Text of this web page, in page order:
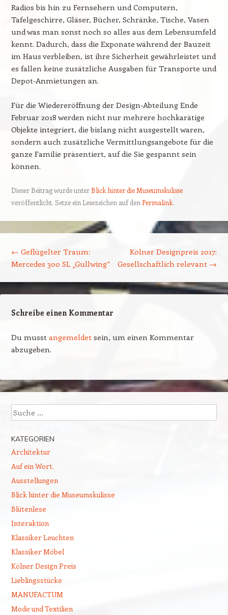
Radios bis hin zu Fernsehern und Computern,
Tafelgeschirre, Gläser, Bücher, Schränke, Tische, Vasen
und was man sonst noch so alles aus dem Lebensumfeld
kennt. Dadurch, dass die Exponate während der Bauzeit
im Haus verbleiben, ist ihre Sicherheit gewährleistet und
es fallen keine zusätzliche Ausgaben für Transporte und
Depot-Anmietungen an.
Für die Wiedereröffnung der Design-Abteilung Ende
Februar 2018 werden nicht nur mehrere hochkarätige
Objekte integriert, die bislang nicht ausgestellt waren,
sondern auch zusätzliche Vermittlungsangebote für die
ganze Familie präsentiert, auf die Sie gespannt sein
können.
Dieser Beitrag wurde unterBlick hinter die Museumskulisse
veröffentlicht. Setze ein Lesezeichen auf den Permalink.
← Geflügelter Traum:
Mercedes 300 SL „Gullwing“
Kölner Designpreis 2017:
Gesellschaftlich relevant →
Schreibe einen Kommentar
Du musst angemeldet sein, um einen Kommentar
abzugeben.
Suchen
KATEGORIEN
Architektur
Auf ein Wort.
Ausstellungen
Blick hinter die Museumskulisse
Blütenlese
Interaktion
Klassiker Leuchten
Klassiker Möbel
Kölner Design Preis
Lieblingsstücke
MANUFACTUM
Mode und Textilien